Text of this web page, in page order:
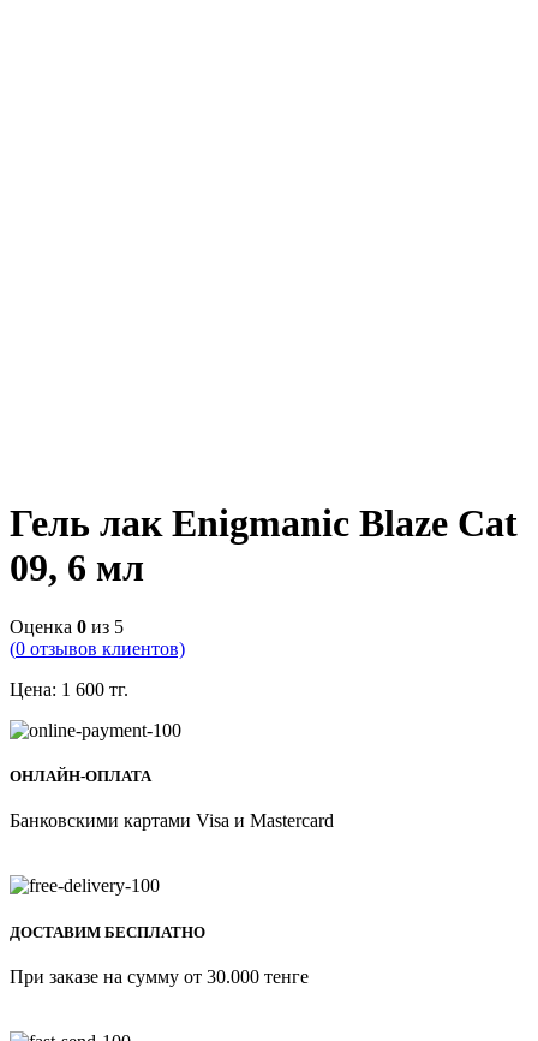
Гель лак Enigmanic Blaze Cat
09, 6 мл
Оценка 0 из 5
(0 отзывов клиентов)
Цена: 1 600 тг.
ОНЛАЙН-ОПЛАТА
Банковскими картами Visa и Mastercard
ДОСТАВИМ БЕСПЛАТНО
При заказе на сумму от 30.000 тенге